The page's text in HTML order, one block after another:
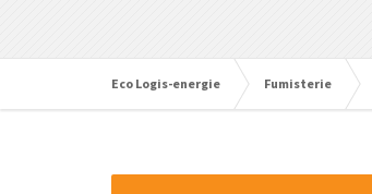
Eco Logis-energie Fumisterie